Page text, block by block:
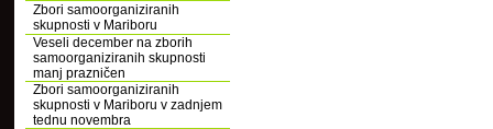
Zbori samoorganiziranih
skupnosti v Mariboru
Veseli december na zborih
samoorganiziranih skupnosti
manj prazničen
Zbori samoorganiziranih
skupnosti v Mariboru v zadnjem
tednu novembra